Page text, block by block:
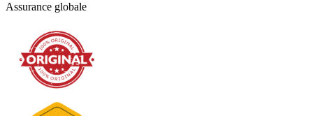
Assurance globale